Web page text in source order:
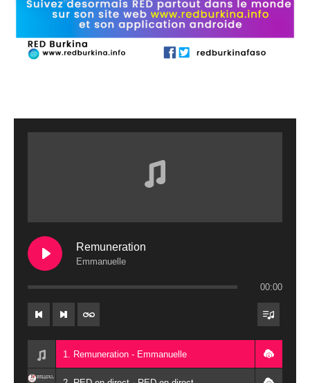
Remuneration
Emmanuelle
00:00
1. Remuneration - Emmanuelle